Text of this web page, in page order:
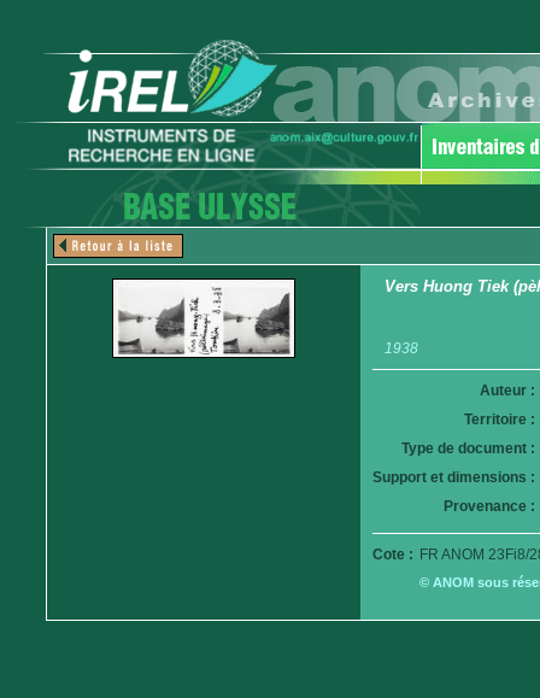
Vers Huong Tiek
1938
Auteur :
Territoire :
Type de document :
Support et dimensions :
Provenance :
Cote : FR ANOM 23Fi8/
© ANOM sous